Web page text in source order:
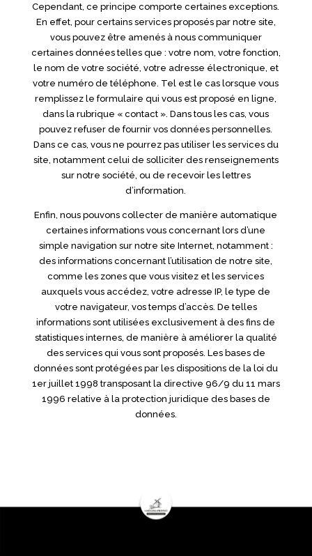
Cependant, ce principe comporte certaines exceptions.
En effet, pour certains services proposés par notre site,
vous pouvez être amenés à nous communiquer
certaines données telles que : votre nom, votre fonction,
le nom de votre société, votre adresse électronique, et
votre numéro de téléphone. Tel est le cas lorsque vous
remplissez le formulaire qui vous est proposé en ligne,
dans la rubrique « contact ». Dans tous les cas, vous
pouvez refuser de fournir vos données personnelles.
Dans ce cas, vous ne pourrez pas utiliser les services du
site, notamment celui de solliciter des renseignements
sur notre société, ou de recevoir les lettres
d’information.
Enfin, nous pouvons collecter de manière automatique
certaines informations vous concernant lors d’une
simple navigation sur notre site Internet, notamment :
des informations concernant l’utilisation de notre site,
comme les zones que vous visitez et les services
auxquels vous accédez, votre adresse IP, le type de
votre navigateur, vos temps d’accès. De telles
informations sont utilisées exclusivement à des fins de
statistiques internes, de manière à améliorer la qualité
des services qui vous sont proposés. Les bases de
données sont protégées par les dispositions de la loi du
1er juillet 1998 transposant la directive 96/9 du 11 mars
1996 relative à la protection juridique des bases de
données.